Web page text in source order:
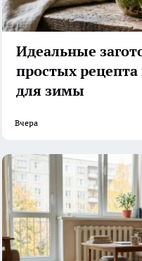
Идеальные
простых
для зимы
Вчера